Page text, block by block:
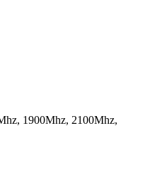
1900Mhz, 2100Mhz,